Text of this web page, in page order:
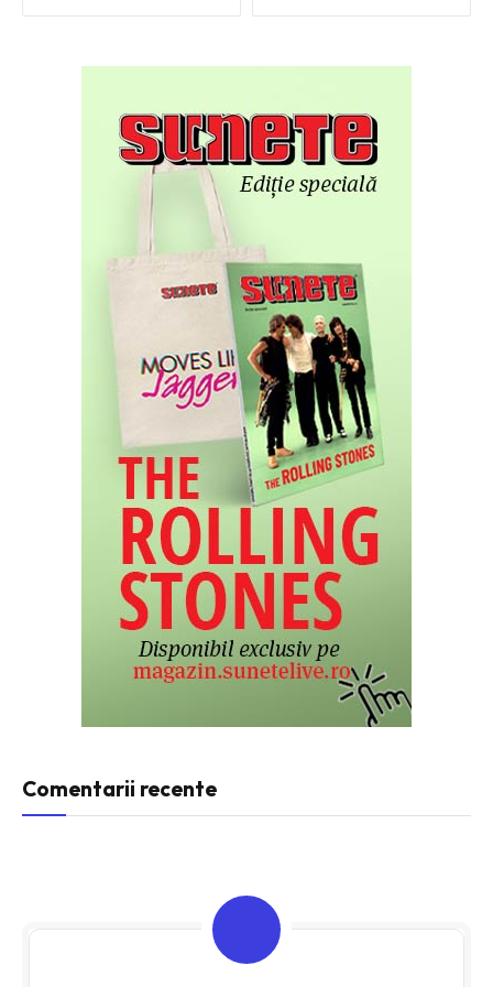
Comentarii recente